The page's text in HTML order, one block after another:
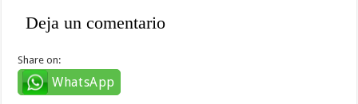
Deja un comentario
Share on:
WhatsApp